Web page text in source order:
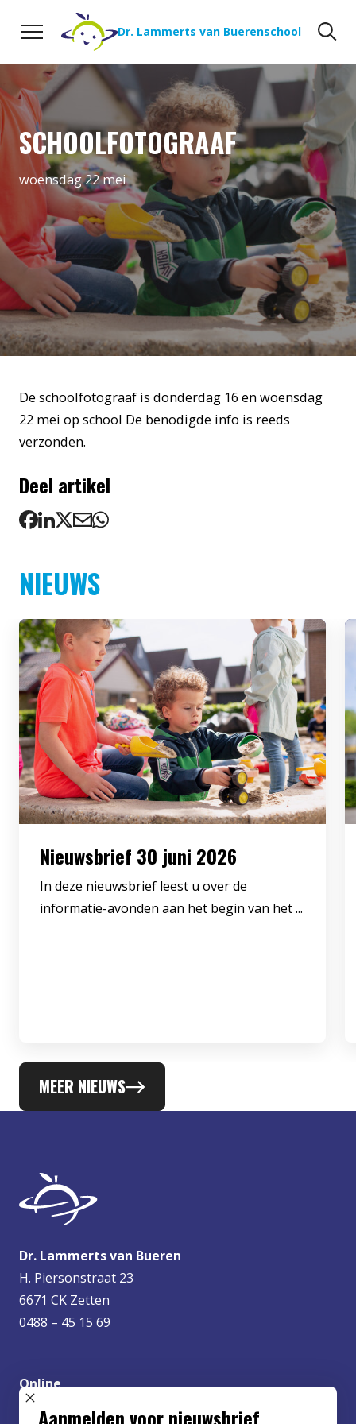
Naar de inhoud
Dr. Lammerts van Buerenschool
SCHOOLFOTOGRAAF
woensdag 22 mei
De schoolfotograaf is donderdag 16 en woensdag
22 mei op school De benodigde info is reeds
verzonden.
Deel artikel
NIEUWS
Nieuwsbrief 30 juni 2026
In deze nieuwsbrief leest u over de
informatie-avonden aan het begin van het ...
MEER NIEUWS
Dr. Lammerts van Bueren
H. Piersonstraat 23
6671 CK Zetten
0488 – 45 15 69
Online
info@lvbueren.nl
SLUIT POPUP
Aanmelden voor nieuwsbrief